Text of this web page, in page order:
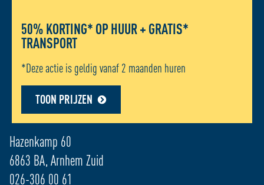
50% KORTING* OP HUUR + GRATIS*
TRANSPORT
*Deze actie is geldig vanaf 2 maanden huren
TOON PRIJZEN
ADRES LOCATIE - ARNHEM ZUID
Hazenkamp 60
6863 BA, Arnhem Zuid
026-306 00 61